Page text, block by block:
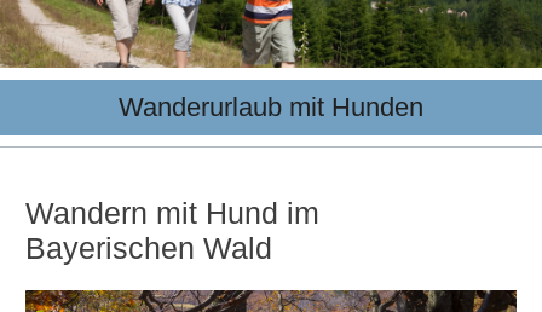
Wanderurlaub mit Hunden
Wandern mit Hund im
Bayerischen Wald